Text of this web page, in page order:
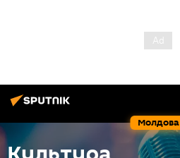
Молдова